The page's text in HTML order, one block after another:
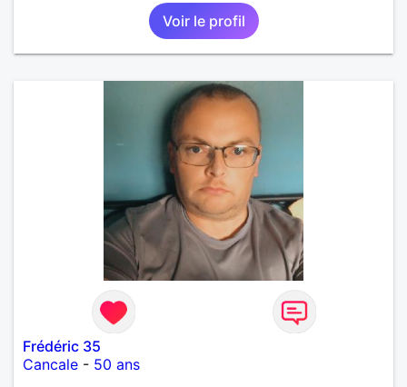
Voir le profil
Frédéric 35
Cancale - 50 ans